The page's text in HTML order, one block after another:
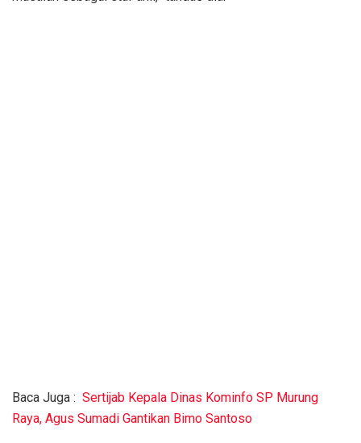
Baca Juga : Sertijab Kepala Dinas Kominfo SP Murung
Raya, Agus Sumadi Gantikan Bimo Santoso